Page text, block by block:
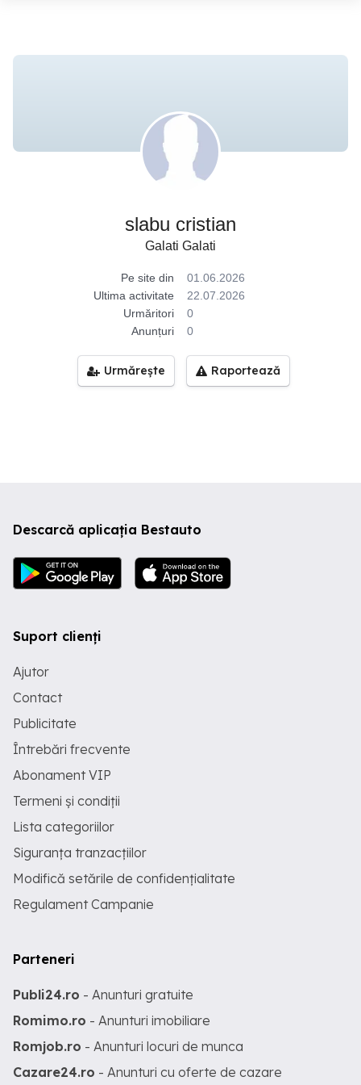
slabu cristian
Galati Galati
Pe site din
01.06.2026
Ultima activitate
22.07.2026
Urmăritori
0
Anunțuri
0
Urmărește Raportează
Descarcă aplicația Bestauto
Suport clienți
Ajutor
Contact
Publicitate
Întrebări frecvente
Abonament VIP
Termeni și condiții
Lista categoriilor
Siguranța tranzacțiilor
Modifică setările de confidențialitate
Regulament Campanie
Parteneri
Publi24.ro - Anunturi gratuite
Romimo.ro - Anunturi imobiliare
Romjob.ro - Anunturi locuri de munca
Cazare24.ro - Anunturi cu oferte de cazare